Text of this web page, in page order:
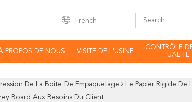
French
PROPOS DE NOUS VISITE DE L'USINE
CONTRÔLE
UALITÉ
De La Boîte De Empaquetage
Le Papier Rigide
Board Aux Besoins Du Client